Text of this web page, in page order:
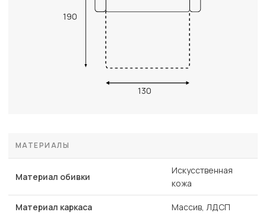
190
130
МАТЕРИАЛЫ
Материал обивки
Искусственная
кожа
Материал каркаса Массив, ЛДСП